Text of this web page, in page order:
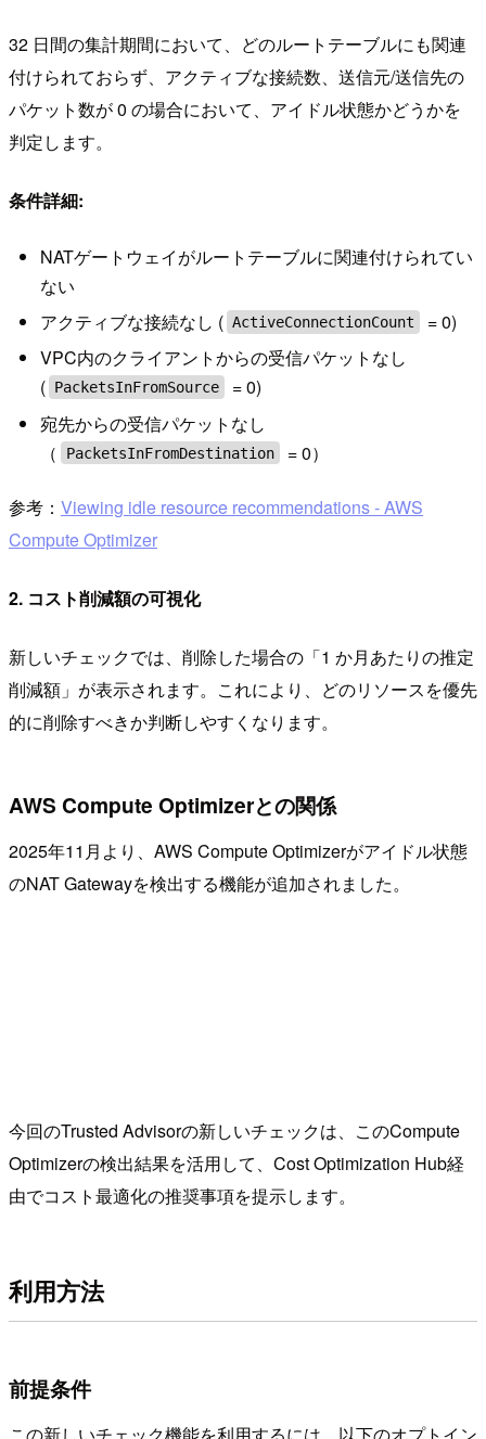
32 日間の集計期間において、どのルートテーブルにも関連
付けられておらず、アクティブな接続数、送信元/送信先の
パケット数が 0 の場合において、アイドル状態かどうかを
判定します。
条件詳細:
NATゲートウェイがルートテーブルに関連付けられてい
ない
アクティブな接続なし ( ActiveConnectionCount
= 0)
VPC内のクライアントからの受信パケットなし
( PacketsInFromSource
= 0)
宛先からの受信パケットなし
（
PacketsInFromDestination = 0）
参考： Viewing idle resource recommendations - AWS
Compute Optimizer
2. コスト削減額の可視化
新しいチェックでは、削除した場合の「1 か月あたりの推定
削減額」が表示されます。これにより、どのリソースを優先
的に削除すべきか判断しやすくなります。
AWS Compute Optimizerとの関係
2025年11月より、AWS Compute Optimizerがアイドル状態
のNAT Gatewayを検出する機能が追加されました。
今回のTrusted Advisorの新しいチェックは、このCompute
Optimizerの検出結果を活用して、Cost Optimization Hub経
由でコスト最適化の推奨事項を提示します。
利用方法
前提条件
この新しいチェック機能を利用するには、以下のオプトイン